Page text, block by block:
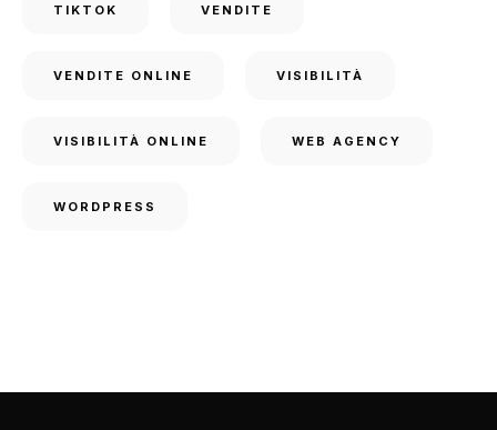
TIKTOK VENDITE
VENDITE ONLINE VISIBILITÀ
VISIBILITÀ ONLINE WEB AGENCY
WORDPRESS